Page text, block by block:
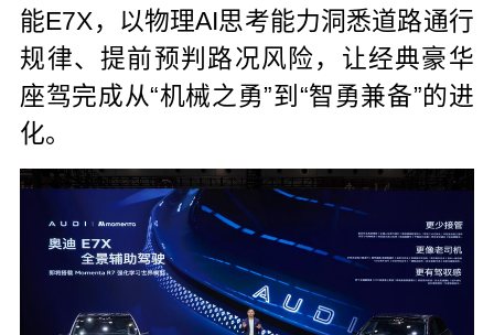
能E7X，以物理AI思考能力洞悉道路通行
规律、提前预判路况风险，让经典豪华
座驾完成从“机械之勇”到 “智勇兼备”的进
化。